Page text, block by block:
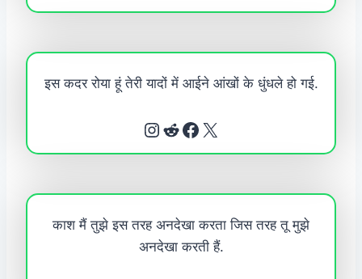
इस कदर रोया हूं तेरी यादों में आईने आंखों के धुंधले हो गई.
Instagram Reddit Facebook X
काश मैं तुझे इस तरह अनदेखा करता जिस तरह तू मुझे
अनदेखा करती हैं.